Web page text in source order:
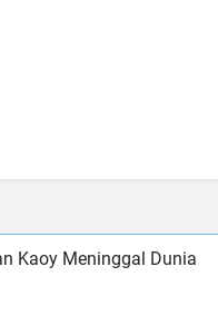
Kaoy Meninggal Dunia